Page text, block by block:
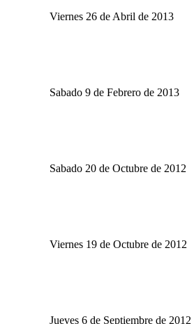
Viernes 26 de Abril de 2013
Sabado 9 de Febrero de 2013
Sabado 20 de Octubre de 2012
Viernes 19 de Octubre de 2012
Jueves 6 de Septiembre de 2012